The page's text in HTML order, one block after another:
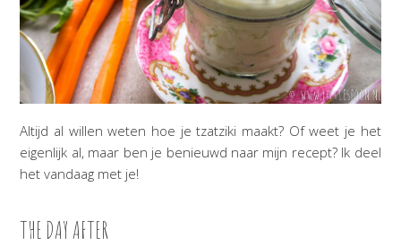
Altijd al willen weten hoe je tzatziki maakt? Of weet je het
eigenlijk al, maar ben je benieuwd naar mijn recept? Ik deel
het vandaag met je!
THE DAY AFTER